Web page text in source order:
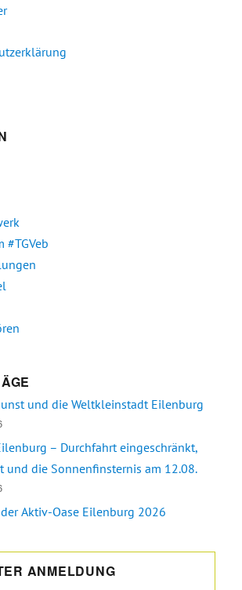
#TGVeb
und die Weltkleinstadt Eilenburg
– Durchfahrt eingeschränkt,
und die Sonnenfinsternis am 12.08.
Aktiv-Oase Eilenburg 2026
ANMELDUNG